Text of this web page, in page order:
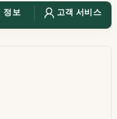
정보 고객 서비스